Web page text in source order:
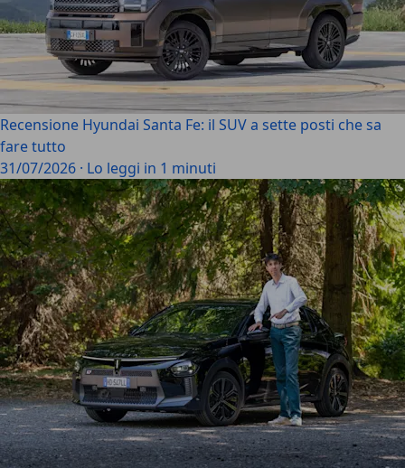
Recensione Hyundai Santa Fe: il SUV a sette posti che sa
fare tutto
31/07/2026 · Lo leggi in 1 minuti